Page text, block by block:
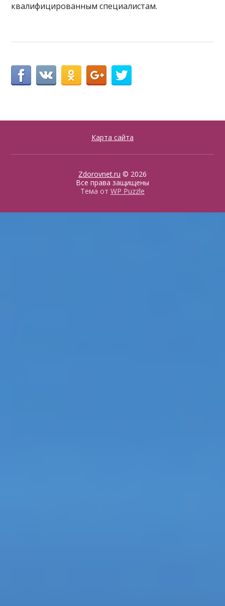
квалифицированным специалистам.
Карта сайта
Zdorovnet.ru © 2026
Все права защищены
Тема от WP Puzzle